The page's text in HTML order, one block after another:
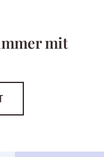
mit